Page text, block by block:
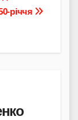
річчя